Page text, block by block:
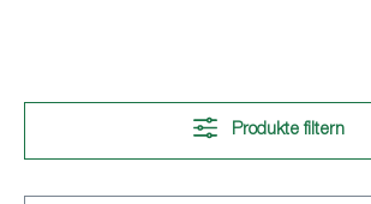
Produkte filtern